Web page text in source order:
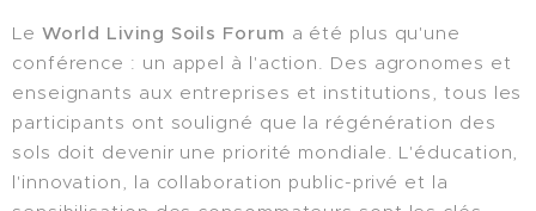
Le World Living Soils Forum a été plus qu'une
conférence : un appel à l'action. Des agronomes et
enseignants aux entreprises et institutions, tous les
participants ont souligné que la régénération des
sols doit devenir une priorité mondiale. L'éducation,
l'innovation, la collaboration public-privé et la